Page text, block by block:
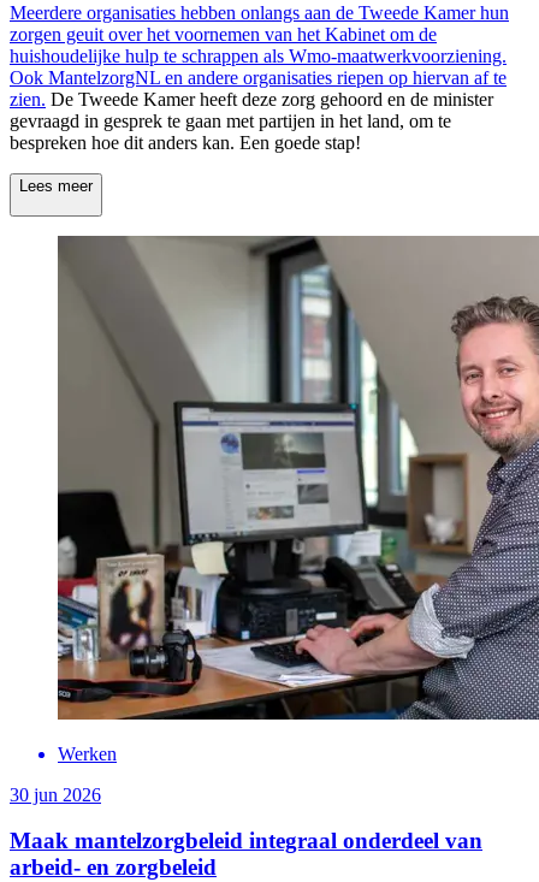
Meerdere organisaties hebben onlangs aan de Tweede Kamer hun
zorgen geuit over het voornemen van het Kabinet om de
huishoudelijke hulp te schrappen als Wmo-maatwerkvoorziening.
Ook MantelzorgNL en andere organisaties riepen op hiervan af te
zien. De Tweede Kamer heeft deze zorg gehoord en de minister
gevraagd in gesprek te gaan met partijen in het land, om te
bespreken hoe dit anders kan. Een goede stap!
Lees meer
Werken
30 jun 2026
Maak mantelzorgbeleid integraal onderdeel van
arbeid- en zorgbeleid